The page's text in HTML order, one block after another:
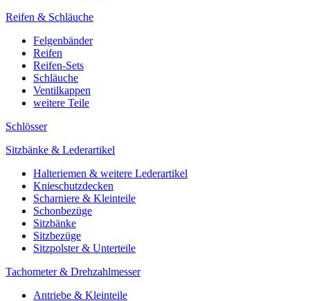
Reifen & Schläuche
Felgenbänder
Reifen
Reifen-Sets
Schläuche
Ventilkappen
weitere Teile
Schlösser
Sitzbänke & Lederartikel
Halteriemen & weitere Lederartikel
Knieschutzdecken
Scharniere & Kleinteile
Schonbezüge
Sitzbänke
Sitzbezüge
Sitzpolster & Unterteile
Tachometer & Drehzahlmesser
Antriebe & Kleinteile